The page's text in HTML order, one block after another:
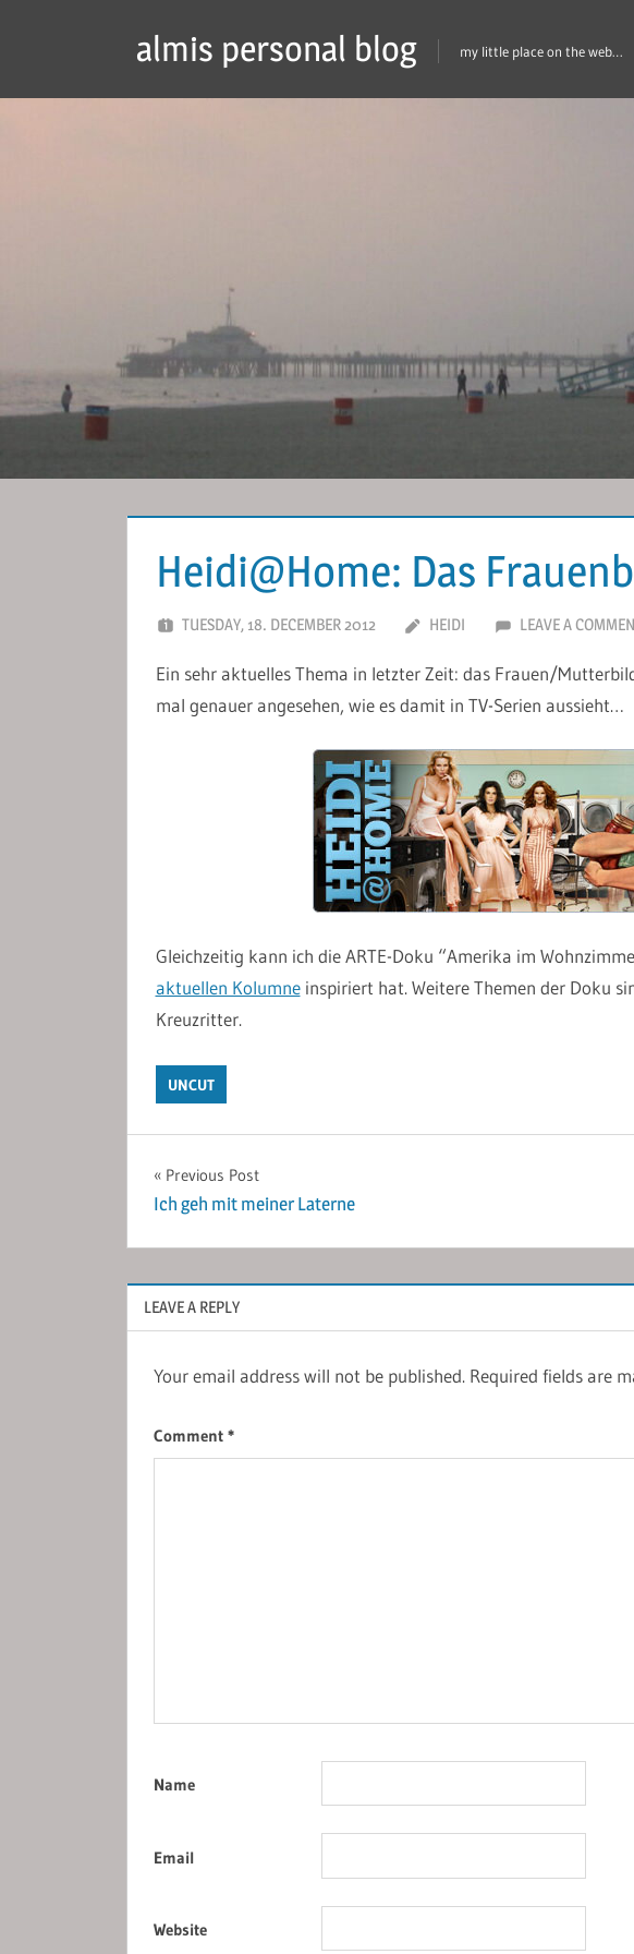
almis personal blog my little place on the web…
Heidi@Home: Das
TUESDAY, 18. DECEMBER 2012 HEIDI LEAVE A
Ein sehr aktuelles Thema in letzter Zeit: das Frauen/
mal genauer angesehen, wie es damit in TV-Serien aussieht…
Gleichzeitig kann ich die ARTE-Doku “Amerika im
aktuellen Kolumneinspiriert hat. Weitere Themen der Doku
Kreuzritter.
UNCUT
Post
navigation
Previous Post
Ich geh mit meiner Laterne
LEAVE A REPLY
Your email address will not be published. Required fields are
Comment *
Name
Email
Website